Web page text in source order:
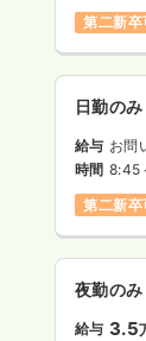
第二新卒
日勤のみ
給与 お問
時間 8:45
第二新卒
夜勤のみ
給与 3.5